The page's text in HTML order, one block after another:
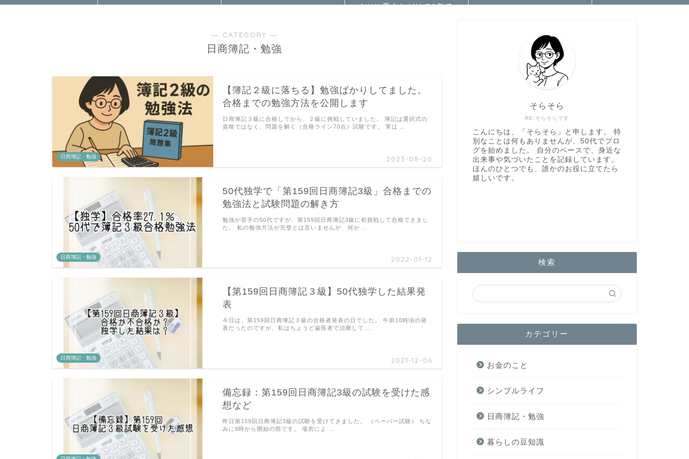
SIMに変えただけで5年で
― CATEGORY ―
日商簿記・勉強
日商簿記・勉強
【簿記２級に落ちる】勉強ばかりしてました。
合格までの勉強方法を公開します
2023-08-20
日商簿記３級に合格してから、２級に挑戦していました。 簿記は選択式の
資格ではなく、問題を解く（合格ライン70点）試験です。 実は …
日商簿記・勉強
50代独学で「第159回日商簿記3級」合格までの
勉強法と試験問題の解き方
2022-01-12
勉強が苦手の50代ですが、第159回日商簿記3級に初挑戦して合格できまし
た。 私の勉強方法が完璧とは言いませんが、何か …
日商簿記・勉強
【第159回日商簿記３級】50代独学した結果発
表
2021-12-06
今日は、第159回日商簿記３級の合格者発表の日でした。 午前10時頃の発
表だったのですが、私はちょうど歯医者で治療して …
備忘録：第159回日商簿記3級の試験を受けた感
想など
昨日第159回日商簿記3級の試験を受けてきました。 （ペーパー試験） ちな
みに9時から開始の部です。 場所によ …
RE:そらそらです
そらそら
こんにちは、「そらそら」と申します。 特
別なことは何もありませんが、50代でブロ
グを始めました。 自分のペースで、身近な
出来事や気づいたことを記録しています。
ほんのひとつでも、誰かのお役に立てたら
嬉しいです。
検索
カテゴリー
お金のこと
シンプルライフ
日商簿記・勉強
暮らしの豆知識